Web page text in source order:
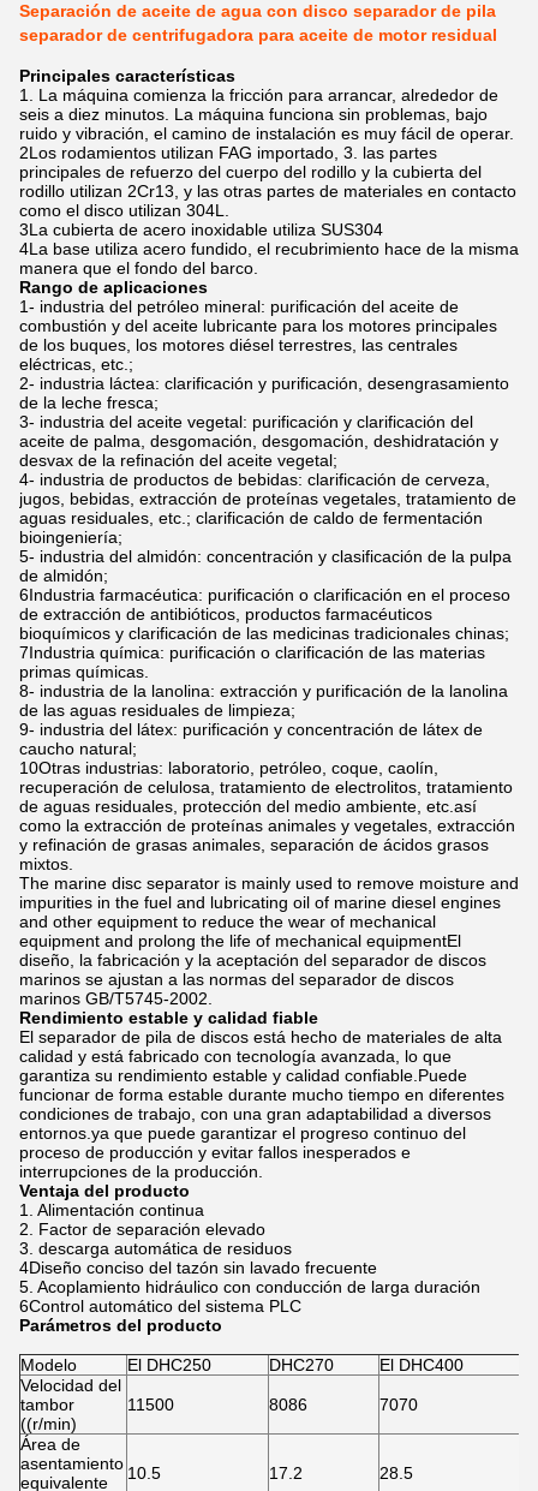
Separación de aceite de agua con disco separador de pila
separador de centrifugadora para aceite de motor residual
Principales características
1. La máquina comienza la fricción para arrancar, alrededor de
seis a diez minutos. La máquina funciona sin problemas, bajo
ruido y vibración, el camino de instalación es muy fácil de operar.
2Los rodamientos utilizan FAG importado, 3. las partes
principales de refuerzo del cuerpo del rodillo y la cubierta del
rodillo utilizan 2Cr13, y las otras partes de materiales en contacto
como el disco utilizan 304L.
3La cubierta de acero inoxidable utiliza SUS304
4La base utiliza acero fundido, el recubrimiento hace de la misma
manera que el fondo del barco.
Rango de aplicaciones
1- industria del petróleo mineral: purificación del aceite de
combustión y del aceite lubricante para los motores principales
de los buques, los motores diésel terrestres, las centrales
eléctricas, etc.;
2- industria láctea: clarificación y purificación, desengrasamiento
de la leche fresca;
3- industria del aceite vegetal: purificación y clarificación del
aceite de palma, desgomación, desgomación, deshidratación y
desvax de la refinación del aceite vegetal;
4- industria de productos de bebidas: clarificación de cerveza,
jugos, bebidas, extracción de proteínas vegetales, tratamiento de
aguas residuales, etc.; clarificación de caldo de fermentación
bioingeniería;
5- industria del almidón: concentración y clasificación de la pulpa
de almidón;
6Industria farmacéutica: purificación o clarificación en el proceso
de extracción de antibióticos, productos farmacéuticos
bioquímicos y clarificación de las medicinas tradicionales chinas;
7Industria química: purificación o clarificación de las materias
primas químicas.
8- industria de la lanolina: extracción y purificación de la lanolina
de las aguas residuales de limpieza;
9- industria del látex: purificación y concentración de látex de
caucho natural;
10Otras industrias: laboratorio, petróleo, coque, caolín,
recuperación de celulosa, tratamiento de electrolitos, tratamiento
de aguas residuales, protección del medio ambiente, etc.así
como la extracción de proteínas animales y vegetales, extracción
y refinación de grasas animales, separación de ácidos grasos
mixtos.
The marine disc separator is mainly used to remove moisture and
impurities in the fuel and lubricating oil of marine diesel engines
and other equipment to reduce the wear of mechanical
equipment and prolong the life of mechanical equipmentEl
diseño, la fabricación y la aceptación del separador de discos
marinos se ajustan a las normas del separador de discos
marinos GB/T5745-2002.
Rendimiento estable y calidad fiable
El separador de pila de discos está hecho de materiales de alta
calidad y está fabricado con tecnología avanzada, lo que
garantiza su rendimiento estable y calidad confiable.Puede
funcionar de forma estable durante mucho tiempo en diferentes
condiciones de trabajo, con una gran adaptabilidad a diversos
entornos.ya que puede garantizar el progreso continuo del
proceso de producción y evitar fallos inesperados e
interrupciones de la producción.
Ventaja del producto
1. Alimentación continua
2. Factor de separación elevado
3. descarga automática de residuos
4Diseño conciso del tazón sin lavado frecuente
5. Acoplamiento hidráulico con conducción de larga duración
6Control automático del sistema PLC
Parámetros del producto
Modelo El DHC250 DHC270
El DHC400
Velocidad del
tambor
((r/min)
11500 8086 7070
Área de
asentamiento
equivalente
10.5 17.2 28.5